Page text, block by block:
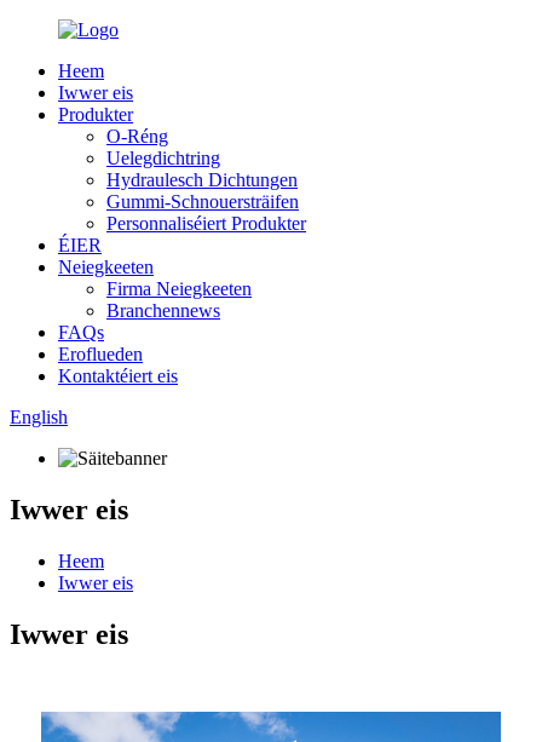
Heem
Iwwer eis
Produkter
O-Réng
Uelegdichtring
Hydraulesch Dichtungen
Gummi-Schnouersträifen
Personnaliséiert Produkter
ÉIER
Neiegkeeten
Firma Neiegkeeten
Branchennews
FAQs
Eroflueden
Kontaktéiert eis
English
Iwwer eis
Heem
Iwwer eis
Iwwer eis